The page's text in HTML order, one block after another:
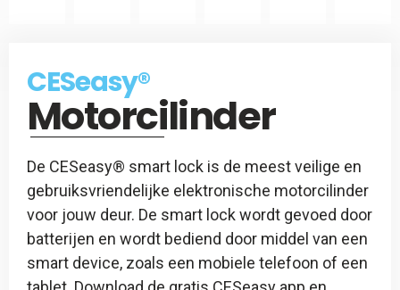
Afstandsbediening
CESeasy®
Motorcilinder
De CESeasy® smart lock is de meest veilige en
gebruiksvriendelijke elektronische motorcilinder
voor jouw deur. De smart lock wordt gevoed door
batterijen en wordt bediend door middel van een
smart device, zoals een mobiele telefoon of een